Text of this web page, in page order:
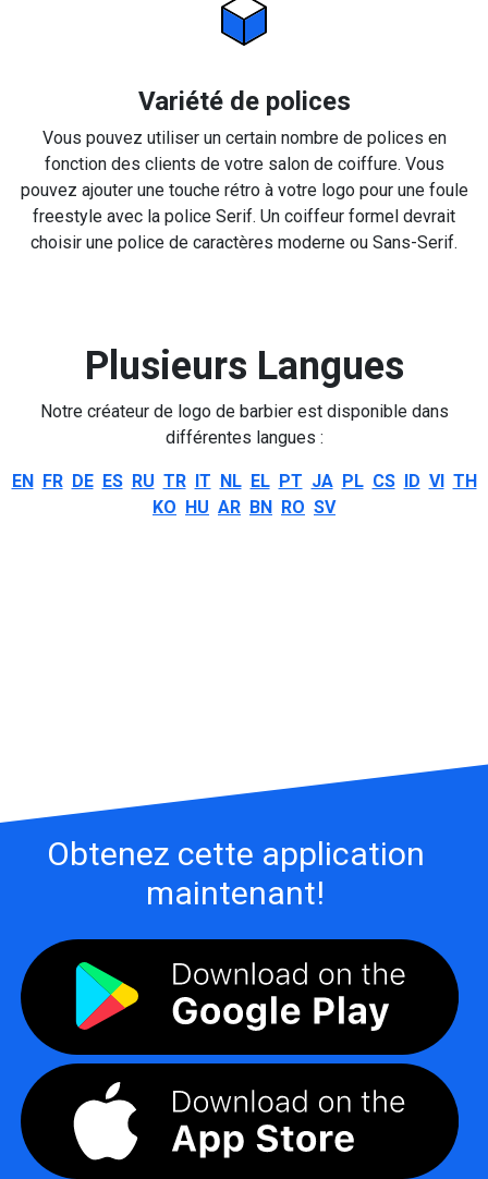
Variété de polices
Vous pouvez utiliser un certain nombre de polices en
fonction des clients de votre salon de coiffure. Vous
pouvez ajouter une touche rétro à votre logo pour une foule
freestyle avec la police Serif. Un coiffeur formel devrait
choisir une police de caractères moderne ou Sans-Serif.
Plusieurs Langues
Notre créateur de logo de barbier est disponible dans
différentes langues :
EN FR DE ES RU TR IT NL EL PT JA PL CS ID VI TH
KO HU AR BN RO SV
Obtenez cette application
maintenant!